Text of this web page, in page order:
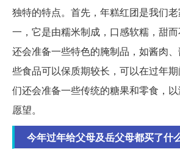
独特的特点。首先，年糕红团是我们
一，它是由糯米制成，口感软糯，甜
还会准备一些特色的腌制品，如酱肉
些食品可以保质期较长，可以在过年
们还会准备一些传统的糖果和零食，
愿望。
今年过年给父母及岳父母都买了什